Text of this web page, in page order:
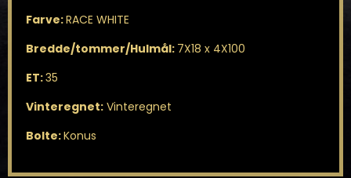
Farve:RACE WHITE
Bredde/tommer/Hulmål: 7X18 x 4X100
ET:35
Vinteregnet:Vinteregnet
Bolte:Konus